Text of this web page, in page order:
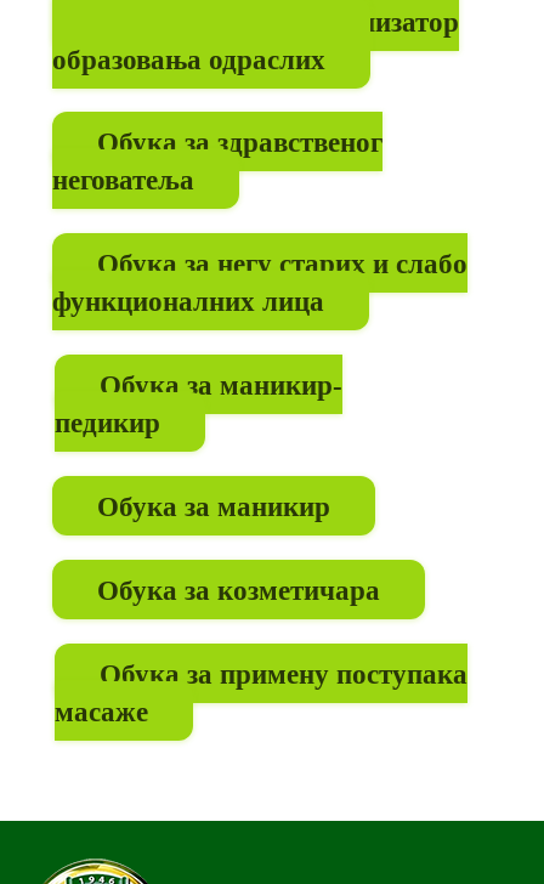
Jавно признати организатор
образовања одраслих
Обука за здравственог
неговатеља
Oбука за негу старих и слабо
функционалних лица
Обука за маникир-
педикир
Обука за маникир
Обука за козметичара
Обука за примену поступака
масаже